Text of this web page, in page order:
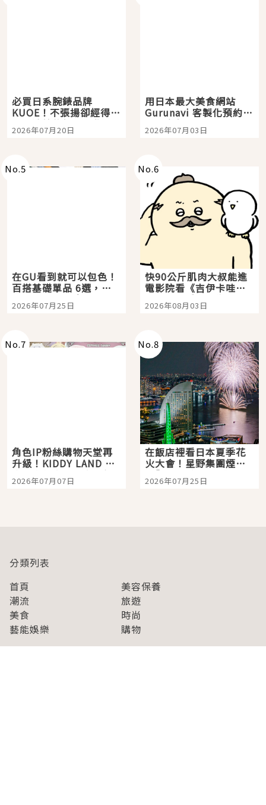
必買日系腕錶品牌
KUOE！不張揚卻經得起
時間洗鍊的經典之作五
選
2026年07月20日
用日本最大美食網站
Gurunavi 客製化預約九
大都市餐廳，打造專屬
美食體驗！
2026年07月03日
No.5
在GU看到就可以包色！
百搭基礎單品 6選，閉
眼全收也不心疼
2026年07月25日
No.6
快90公斤肌肉大叔能進
電影院看《吉伊卡哇》
嗎？日本重金屬樂團
「打首」會長與nagano
2026年08月03日
No.7
角色IP粉絲購物天堂再
升級！KIDDY LAND 原
宿店吉伊卡哇迎客，新
開幕 OMOKADO 店3分
2026年07月07日
No.8
在飯店裡看日本夏季花
火大會！星野集團煙火
景觀飯店6選，讓你不用
人擠人悠閒欣賞
2026年07月25日
分類列表
首頁
美容保養
潮流
旅遊
美食
時尚
藝能娛樂
購物